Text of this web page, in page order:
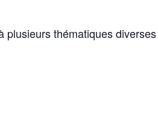
thématiques